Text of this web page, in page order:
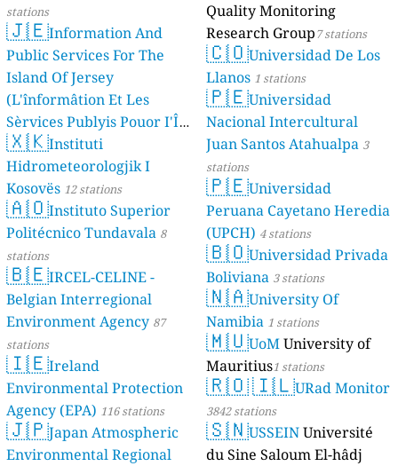
stations
🇯🇪Information And
Public Services For The
Island Of Jersey
(L'înformâtion Et Les
Sèrvices Publyis Pouor I'Île
Dé Jèrri) 2 stations
🇽🇰Instituti
Hidrometeorologjik I
Kosovës 12 stations
🇦🇴Instituto Superior
Politécnico Tundavala 8
stations
🇧🇪IRCEL-CELINE -
Belgian Interregional
Environment Agency 87
stations
🇮🇪Ireland
Environmental Protection
Agency (EPA) 116 stations
🇯🇵Japan Atmospheric
Environmental Regional
Quality Monitoring
Research Group7 stations
🇨🇴Universidad De Los
Llanos 1 stations
🇵🇪Universidad
Nacional Intercultural
Juan Santos Atahualpa 3
stations
🇵🇪Universidad
Peruana Cayetano Heredia
(UPCH) 4 stations
🇧🇴Universidad Privada
Boliviana 3 stations
🇳🇦University Of
Namibia 1 stations
🇲🇺UoMUniversity of
Mauritius1 stations
🇷🇴🇮🇱URad Monitor
3842 stations
🇸🇳USSEINUniversité
du Sine Saloum El-hâdj